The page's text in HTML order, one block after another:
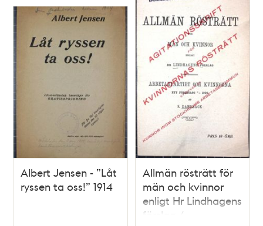
poster
och
teman
Albert Jensen - ”Låt
ryssen ta oss!” 1914
Allmän rösträtt för
män och kvinnor
enligt Hr Lindhagens
förslag /